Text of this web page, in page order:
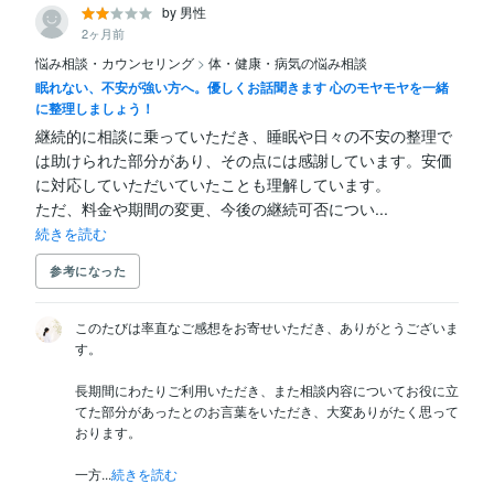
by 男性
2ヶ月前
悩み相談・カウンセリング > 体・健康・病気の悩み相談
眠れない、不安が強い方へ。優しくお話聞きます 心のモヤモヤを一緒
に整理しましょう！
継続的に相談に乗っていただき、睡眠や日々の不安の整理で
は助けられた部分があり、その点には感謝しています。安価
に対応していただいていたことも理解しています。
ただ、料金や期間の変更、今後の継続可否につい...
続きを読む
参考になった
このたびは率直なご感想をお寄せいただき、ありがとうございま
す。
長期間にわたりご利用いただき、また相談内容についてお役に立
てた部分があったとのお言葉をいただき、大変ありがたく思って
おります。
一方...続きを読む